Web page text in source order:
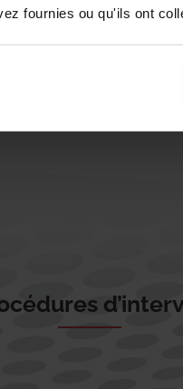
fournies ou qu'ils ont